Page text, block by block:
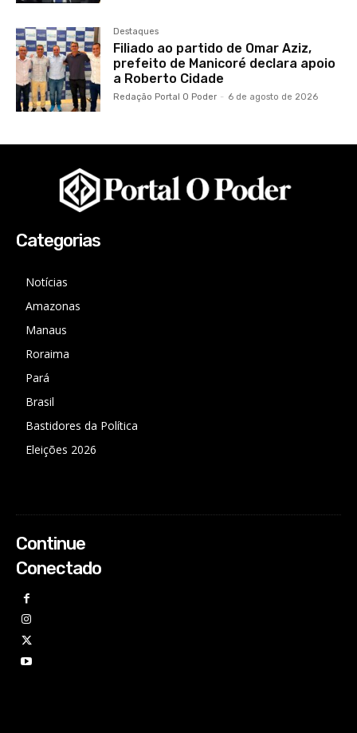
Destaques
Filiado ao partido de Omar Aziz,
prefeito de Manicoré declara apoio
a Roberto Cidade
Redação Portal O Poder - 6 de agosto de 2026
Categorias
Notícias
Amazonas
Manaus
Roraima
Pará
Brasil
Bastidores da Política
Eleições 2026
Continue
Conectado